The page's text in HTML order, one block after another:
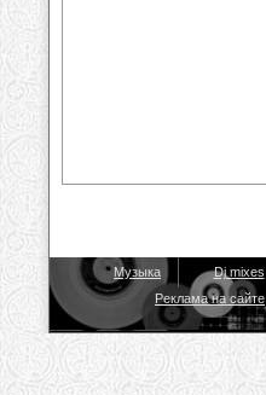
Музыка Dj mixes
Реклама на сайте